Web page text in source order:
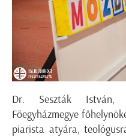
Dr. Seszták István,
Főegyházmegye
piarista atyára,